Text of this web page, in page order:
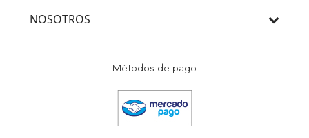
NOSOTROS
Métodos de pago